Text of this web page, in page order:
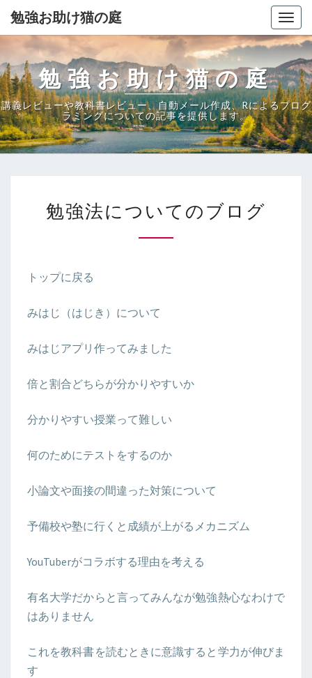
勉強お助け猫の庭
勉強お助け猫の庭
講義レビューや教科書レビュー、自動メール作成、Rによるプログ
ラミングについての記事を提供します。
強
に
ブ
グ
勉強法についてのブログ
トップに戻る
みはじ（はじき）について
みはじアプリ作ってみました
倍と割合どちらが分かりやすいか
分かりやすい授業って難しい
何のためにテストをするのか
小論文や面接の間違った対策について
予備校や塾に行くと成績が上がるメカニズム
YouTuberがコラボする理由を考える
有名大学だからと言ってみんなが勉強熱心なわけで
はありません
これを教科書を読むときに意識すると学力が伸びま
す